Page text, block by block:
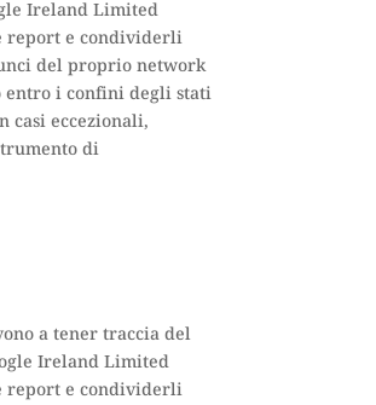
Ireland Limited
report e condividerli
del proprio network
entro i confini degli stati
casi eccezionali,
di
a tener traccia del
Ireland Limited
report e condividerli